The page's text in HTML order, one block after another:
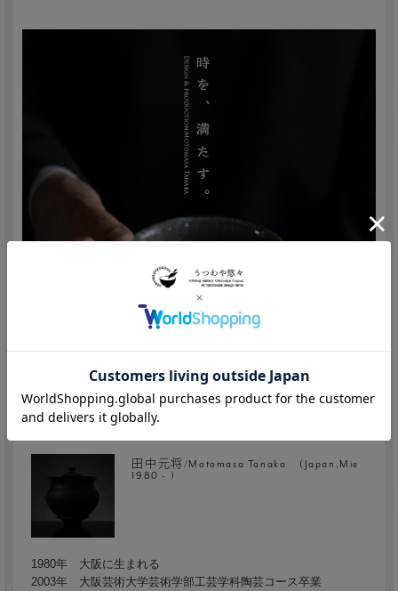
田中元将/Motomasa Tanaka (Japan,Mie
1980 - )
1980年 大阪に生まれる
2003年 大阪芸術大学芸術学部工芸学科陶芸コース卒業